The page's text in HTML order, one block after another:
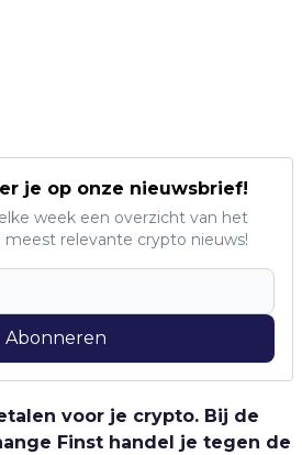
je op onze nieuwsbrief!
week een overzicht van het
meest relevante crypto nieuws!
Abonneren
voor je crypto. Bij de
Finst handel je tegen de